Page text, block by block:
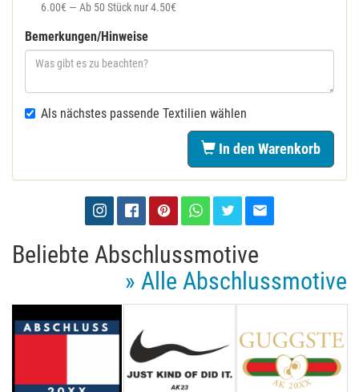
6.00€ — Ab 50 Stück nur 4.50€
Bemerkungen/Hinweise
Als nächstes passende Textilien wählen
In den Warenkorb
Beliebte Abschlussmotive
» Alle Abschlussmotive